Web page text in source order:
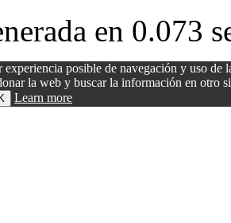
en 0.073
experiencia posible de navegación y uso
la web y buscar la información en otro
Learn more